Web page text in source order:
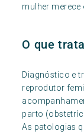
mulher merece
O que
Diagnóstico e
reprodutor
parto
As patologias